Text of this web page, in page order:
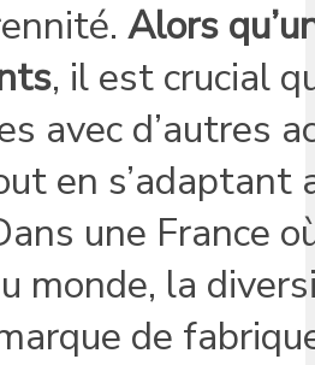
Alors
, il est crucial
avec d’autres
en s’adaptant
une France
monde, la
de